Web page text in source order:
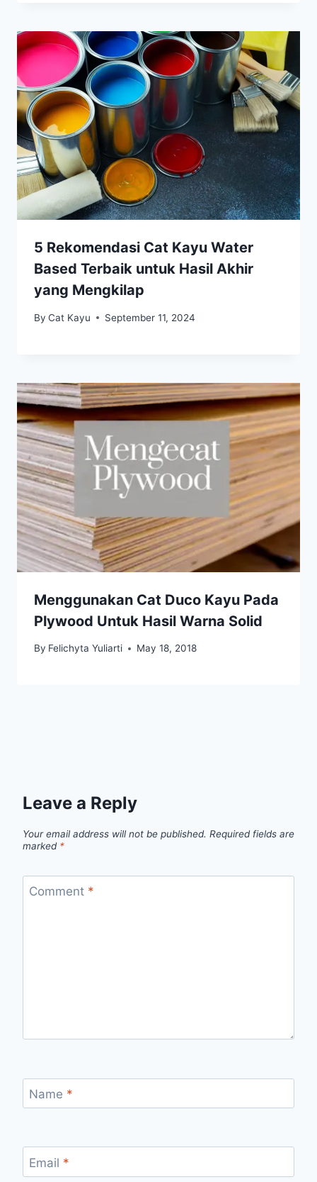
5 Rekomendasi Cat Kayu Water
Based Terbaik untuk Hasil Akhir
yang Mengkilap
By Cat Kayu September 11, 2024
Menggunakan Cat Duco Kayu Pada
Plywood Untuk Hasil Warna Solid
By Felichyta Yuliarti May 18, 2018
Leave a Reply
Your email address will not be published. Required fields are
marked *
Comment *
Name *
Email *